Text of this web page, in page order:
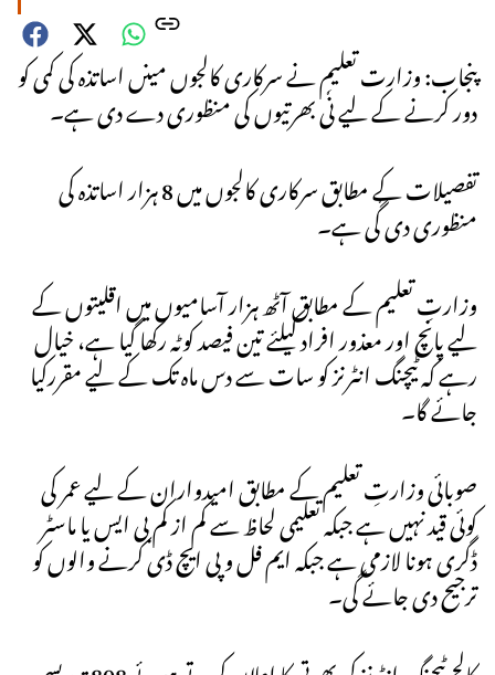
پنجاب: وزارت تعلیم نے سرکاری کالجوں مینں اساتذہ کی کمی کو
دور کرنے کے لیے نٗی بھرتیوں کی منظوری دے دی ہے۔
تفصیلات کے مطابق سرکاری کالجوں میں 8 ہزار اساتذہ کی
منظوری دی گٗی ہے۔
وزارتِ تعلیم کے مطابق آٹھ ہزار آسامیوں میں اقلیتوں کے
لیے پانچ اور معذور افراد کیلئے تین فیصد کوٹہ رکھا گیا ہے، خیال
رہے کہ ٹیچنگ انٹرنز کو سات سے دس ماہ تک کے لیے مقررکیا
جائے گا۔
صوبائی وزارتِ تعلیم کے مطابق امیدواران کے لیے عمر کی
کوئی قید نہیں ہے جبکہ تعلیمی لحاظ سے کم از کم بی ایس یا ماسٹر
ڈگری ہونا لازمی ہے جبکہ ایم فل و پی ایچ ڈی کرنے والوں کو
ترجیح دی جائے گی۔